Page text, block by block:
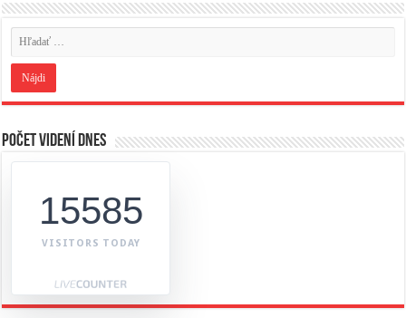
Počet videní dnes
15585
VISITORS TODAY